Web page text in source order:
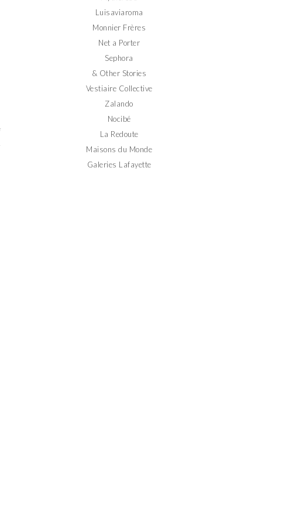
Luisaviaroma
Monnier Frères
Net a Porter
Sephora
& Other Stories
Vestiaire Collective
Zalando
Nocibé
La Redoute
Maisons du Monde
Galeries Lafayette